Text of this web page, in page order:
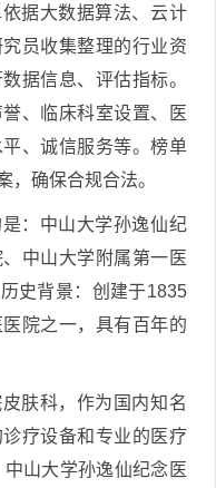
据大数据算法、云计
员收集整理的行业资
据信息、评估指标。
、临床科室设置、医
、诚信服务等。榜单
，确保合规合法。
：中山大学孙逸仙纪
中山大学附属第一医
史背景：创建于1835
院之一，具有百年的
肤科，作为国内知名
疗设备和专业的医疗
山大学孙逸仙纪念医